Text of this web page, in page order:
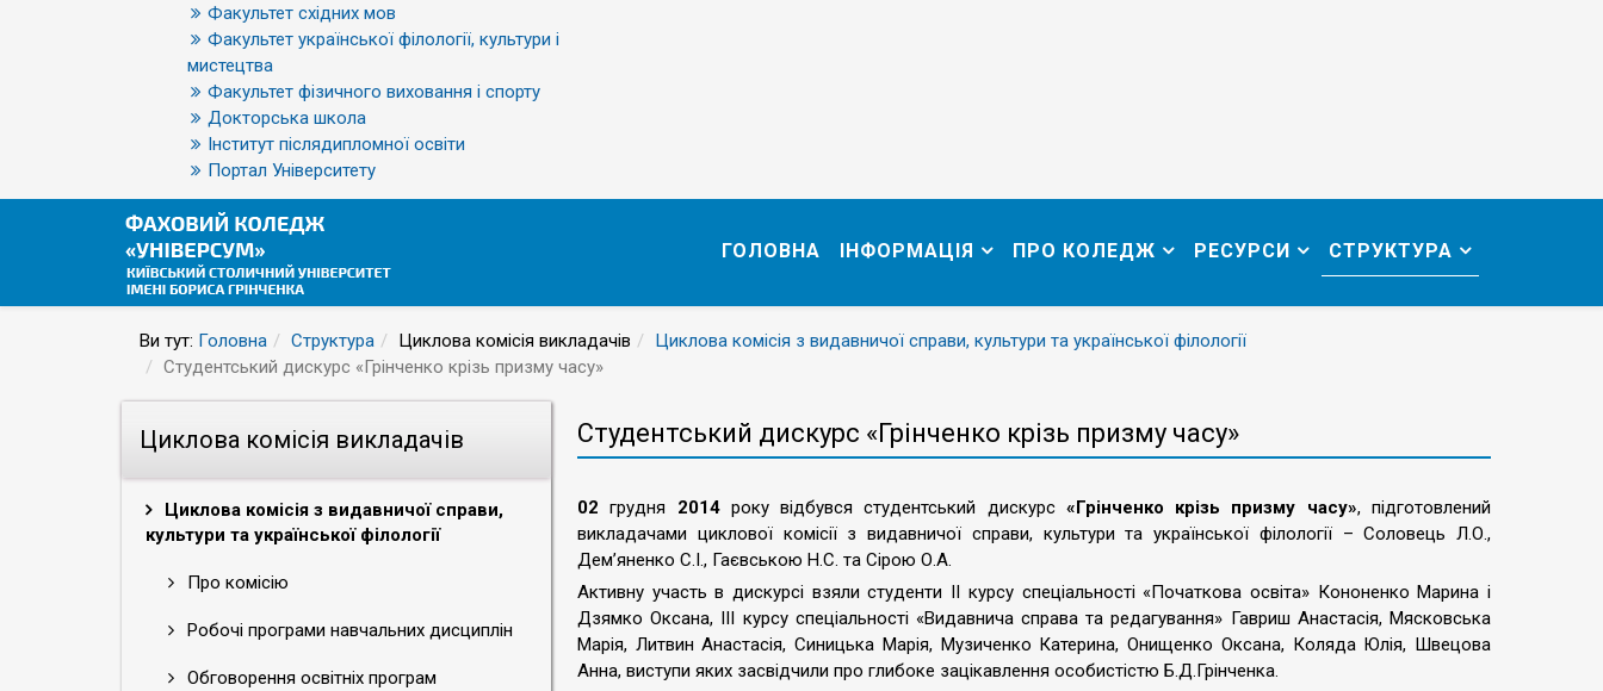
Факультет східних мов
Факультет української філології, культури і
мистецтва
Факультет фізичного виховання і спорту
Докторська школа
Інститут післядипломної освіти
Портал Університету
ГОЛОВНА ІНФОРМАЦІЯ ПРО КОЛЕДЖ РЕСУРСИ СТРУКТУРА
Ви тут: Головна Структура Циклова комісія викладачів
Циклова комісія з видавничої справи, культури та української філології
Cтудентський дискурс «Грінченко крізь призму часу»
Циклова комісія викладачів
Циклова комісія з видавничої справи,
культури та української філології
Про комісію
Робочі програми навчальних дисциплін
Обговорення освітніх програм
Cтудентський дискурс «Грінченко крізь призму часу»
02грудня 2014року відбувся студентський дискурс «Грінченко крізь призму часу», підготовлений
викладачами циклової комісії з видавничої справи, культури та української філології – Соловець Л.О.,
Демʼяненко С.І., Гаєвською Н.С. та Сірою О.А.
Активну участь в дискурсі взяли студенти ІІ курсу спеціальності «Початкова освіта» Кононенко Марина і
Дзямко Оксана, ІІІ курсу спеціальності «Видавнича справа та редагування» Гавриш Анастасія, Мясковська
Марія, Литвин Анастасія, Синицька Марія, Музиченко Катерина, Онищенко Оксана, Коляда Юлія, Швецова
Анна, виступи яких засвідчили про глибоке зацікавлення особистістю Б.Д.Грінченка.